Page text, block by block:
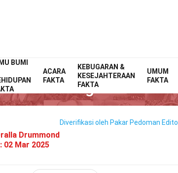
BUMI
ACARA
FAKTA
KEBUGARAN &
KESEJAHTERAAN
FAKTA
UMUM
FAKTA
Home Maskapai PenerbanganFakta
Tentang RwandAir
Drummond
02 Mar 2025
Diverifikasi oleh Pakar Pedoman